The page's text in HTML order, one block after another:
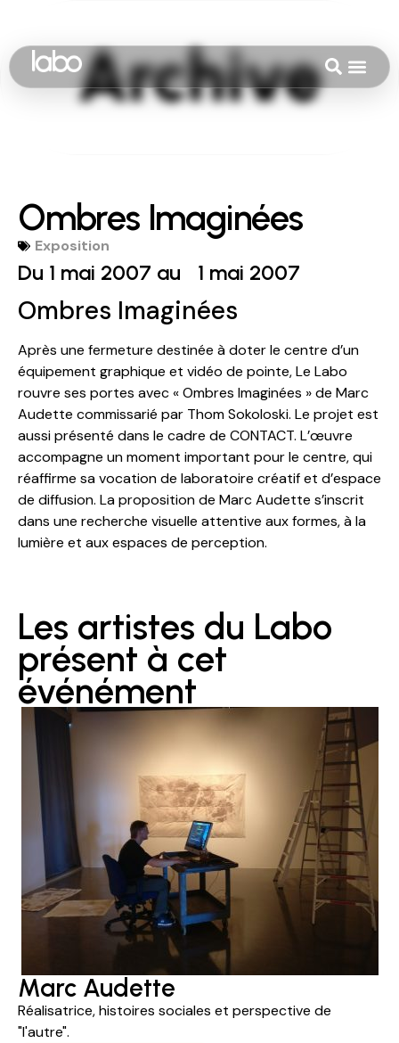
Ombres Imaginées
Exposition
Du 1 mai 2007 au 1 mai 2007
Ombres Imaginées
Après une fermeture destinée à doter le centre d’un
équipement graphique et vidéo de pointe, Le Labo
rouvre ses portes avec « Ombres Imaginées » de Marc
Audette commissarié par Thom Sokoloski. Le projet est
aussi présenté dans le cadre de CONTACT. L’œuvre
accompagne un moment important pour le centre, qui
réaffirme sa vocation de laboratoire créatif et d’espace
de diffusion. La proposition de Marc Audette s’inscrit
dans une recherche visuelle attentive aux formes, à la
lumière et aux espaces de perception.
Les artistes du Labo
présent à cet
événément
Marc Audette
Réalisatrice, histoires sociales et perspective de
"l'autre".